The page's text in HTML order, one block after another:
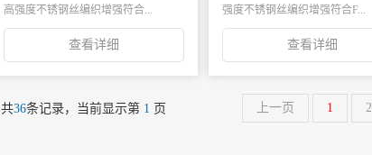
高强度不锈钢丝编织增强符合...
查看详细
强度不锈钢丝编织增强符合F...
查看详细
共36条记录，当前显示第 1 页 上一页 1 2